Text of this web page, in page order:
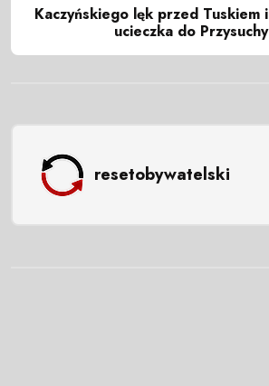
Kaczyńskiego lęk przed Tuskiem i
ucieczka do Przysuchy
resetobywatelski